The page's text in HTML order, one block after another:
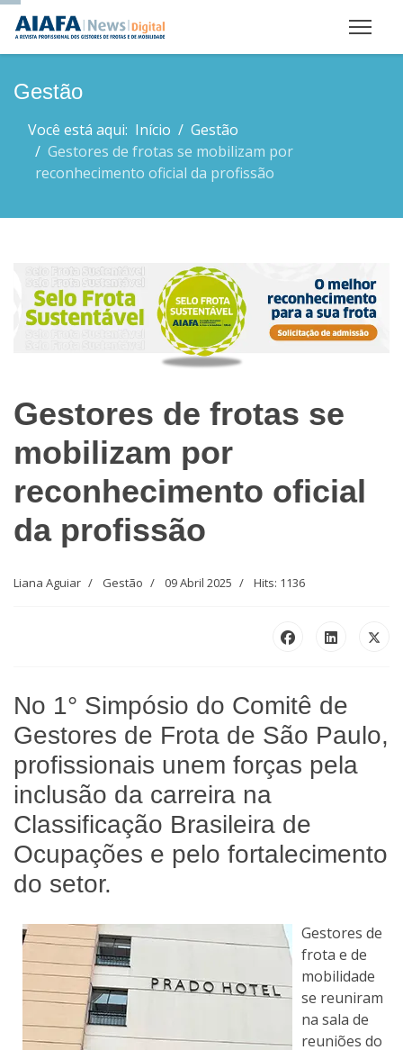
Gestão
Você está aqui: Início
Gestão
Gestores de frotas se mobilizam por
reconhecimento oficial da profissão
Gestores de frotas se
mobilizam por
reconhecimento oficial
da profissão
Liana Aguiar Gestão 09 Abril 2025 Hits: 1136
No 1° Simpósio do Comitê de
Gestores de Frota de São Paulo,
profissionais unem forças pela
inclusão da carreira na
Classificação Brasileira de
Ocupações e pelo fortalecimento
do setor.
Gestores de
frota e de
mobilidade
se reuniram
na sala de
reuniões do